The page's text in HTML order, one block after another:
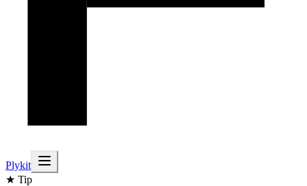
Plykit
★ Tip